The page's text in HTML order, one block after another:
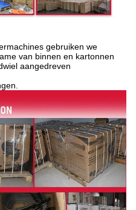
gebruiken we
van binnen en kartonnen
aangedreven